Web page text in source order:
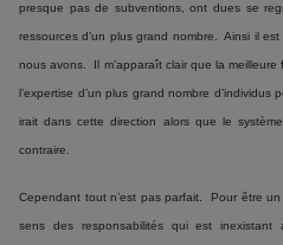
presque pas de subventions, ont dues se
ressources d’un plus grand nombre. Ainsi il
nous avons. Il m’apparaît clair que la meilleure
l’expertise d’un plus grand nombre d’individus
irait dans cette direction alors que le
contraire.
Cependant tout n’est pas parfait. Pour être
sens des responsabilités qui est